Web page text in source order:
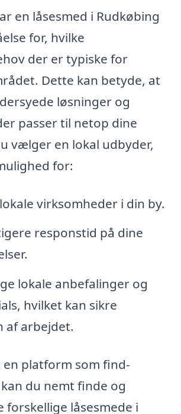
en låsesmed i Rudkøbing
for, hvilke
der er typiske for
Dette kan betyde, at
løsninger og
passer til netop dine
vælger en lokal udbyder,
for:
virksomheder i din by.
responstid på dine
lokale anbefalinger og
hvilket kan sikre
af arbejdet.
en platform som find-
du nemt finde og
forskellige låsesmede i